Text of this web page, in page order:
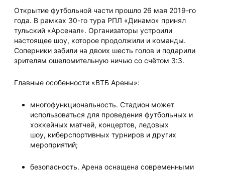
Открытие футбольной части прошло 26 мая 2019-го
года. В рамках 30-го тура РПЛ «Динамо» принял
тульский «Арсенал». Организаторы устроили
настоящее шоу, которое продолжили и команды.
Соперники забили на двоих шесть голов и подарили
зрителям ошеломительную ничью со счётом 3:3.
Главные особенности «ВТБ Арены»:
многофункциональность. Стадион может
использоваться для проведения футбольных и
хоккейных матчей, концертов, ледовых
шоу, киберспортивных турниров и других
мероприятий;
безопасность. Арена оснащена современными